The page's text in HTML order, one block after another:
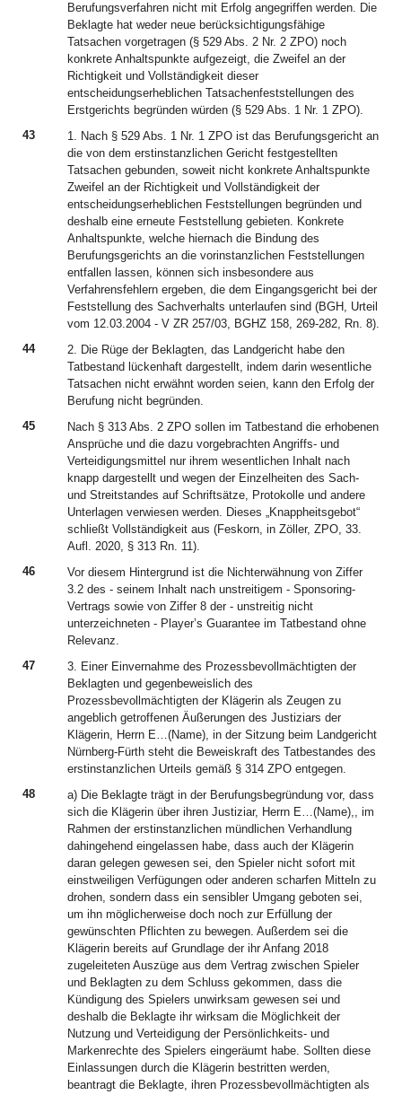
Berufungsverfahren nicht mit Erfolg angegriffen werden. Die
Beklagte hat weder neue berücksichtigungsfähige
Tatsachen vorgetragen (§ 529 Abs. 2 Nr. 2 ZPO) noch
konkrete Anhaltspunkte aufgezeigt, die Zweifel an der
Richtigkeit und Vollständigkeit dieser
entscheidungserheblichen Tatsachenfeststellungen des
Erstgerichts begründen würden (§ 529 Abs. 1 Nr. 1 ZPO).
43
1. Nach § 529 Abs. 1 Nr. 1 ZPO ist das Berufungsgericht an
die von dem erstinstanzlichen Gericht festgestellten
Tatsachen gebunden, soweit nicht konkrete Anhaltspunkte
Zweifel an der Richtigkeit und Vollständigkeit der
entscheidungserheblichen Feststellungen begründen und
deshalb eine erneute Feststellung gebieten. Konkrete
Anhaltspunkte, welche hiernach die Bindung des
Berufungsgerichts an die vorinstanzlichen Feststellungen
entfallen lassen, können sich insbesondere aus
Verfahrensfehlern ergeben, die dem Eingangsgericht bei der
Feststellung des Sachverhalts unterlaufen sind (BGH, Urteil
vom 12.03.2004 - V ZR 257/03, BGHZ 158, 269-282, Rn. 8).
44
2. Die Rüge der Beklagten, das Landgericht habe den
Tatbestand lückenhaft dargestellt, indem darin wesentliche
Tatsachen nicht erwähnt worden seien, kann den Erfolg der
Berufung nicht begründen.
45
Nach § 313 Abs. 2 ZPO sollen im Tatbestand die erhobenen
Ansprüche und die dazu vorgebrachten Angriffs- und
Verteidigungsmittel nur ihrem wesentlichen Inhalt nach
knapp dargestellt und wegen der Einzelheiten des Sach-
und Streitstandes auf Schriftsätze, Protokolle und andere
Unterlagen verwiesen werden. Dieses „Knappheitsgebot“
schließt Vollständigkeit aus (Feskorn, in Zöller, ZPO, 33.
Aufl. 2020, § 313 Rn. 11).
46
Vor diesem Hintergrund ist die Nichterwähnung von Ziffer
3.2 des - seinem Inhalt nach unstreitigem - Sponsoring-
Vertrags sowie von Ziffer 8 der - unstreitig nicht
unterzeichneten - Player’s Guarantee im Tatbestand ohne
Relevanz.
47
3. Einer Einvernahme des Prozessbevollmächtigten der
Beklagten und gegenbeweislich des
Prozessbevollmächtigten der Klägerin als Zeugen zu
angeblich getroffenen Äußerungen des Justiziars der
Klägerin, Herrn E…(Name), in der Sitzung beim Landgericht
Nürnberg-Fürth steht die Beweiskraft des Tatbestandes des
erstinstanzlichen Urteils gemäß § 314 ZPO entgegen.
48
a) Die Beklagte trägt in der Berufungsbegründung vor, dass
sich die Klägerin über ihren Justiziar, Herrn E…(Name),, im
Rahmen der erstinstanzlichen mündlichen Verhandlung
dahingehend eingelassen habe, dass auch der Klägerin
daran gelegen gewesen sei, den Spieler nicht sofort mit
einstweiligen Verfügungen oder anderen scharfen Mitteln zu
drohen, sondern dass ein sensibler Umgang geboten sei,
um ihn möglicherweise doch noch zur Erfüllung der
gewünschten Pflichten zu bewegen. Außerdem sei die
Klägerin bereits auf Grundlage der ihr Anfang 2018
zugeleiteten Auszüge aus dem Vertrag zwischen Spieler
und Beklagten zu dem Schluss gekommen, dass die
Kündigung des Spielers unwirksam gewesen sei und
deshalb die Beklagte ihr wirksam die Möglichkeit der
Nutzung und Verteidigung der Persönlichkeits- und
Markenrechte des Spielers eingeräumt habe. Sollten diese
Einlassungen durch die Klägerin bestritten werden,
beantragt die Beklagte, ihren Prozessbevollmächtigten als